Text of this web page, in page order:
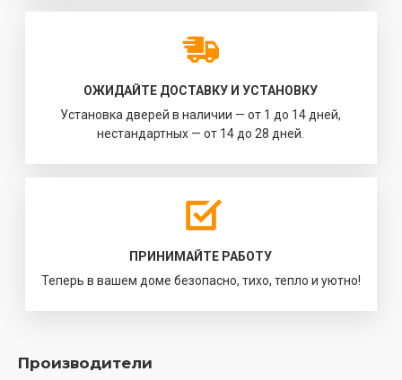
ОЖИДАЙТЕ ДОСТАВКУ И УСТАНОВКУ
Установка дверей в наличии — от 1 до 14 дней,
нестандартных — от 14 до 28 дней.
ПРИНИМАЙТЕ РАБОТУ
Теперь в вашем доме безопасно, тихо, тепло и уютно!
Производители